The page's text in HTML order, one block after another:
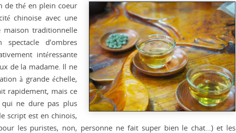
de thé en plein coeur
chinoise avec une
maison traditionnelle
d’ombres
intéressante
de la madame. Il ne
à grande échelle,
rapidement, mais ce
qui ne dure pas plus
script est en chinois,
les puristes, non, personne ne fait super bien le chat…) et les